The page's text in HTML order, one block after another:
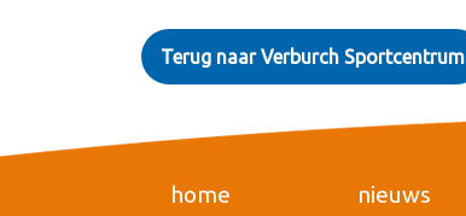
Terug naar Verburch Sportcentrum
home nieuws